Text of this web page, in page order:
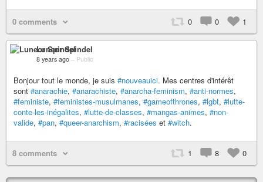
0 comments 0 0 1
Luneor Spindel
8 years ago – Public
Bonjour tout le monde, je suis #nouveauici. Mes centres d'intérêt
sont #anarachie, #anarachiste, #anarcha-feminism, #anti-normes,
#feministe, #feministes-musulmanes, #gameofthrones, #lgbt, #lutte-
conte-les-inégalites, #lutte-de-classes, #mangas-animes, #non-
valide, #pan, #queer-anarchism, #racisées et #witch.
8 comments 1 8 0